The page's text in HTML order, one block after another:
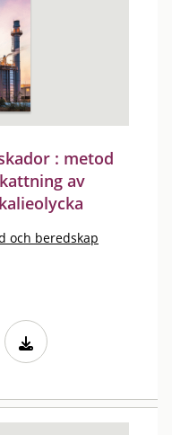
: metod
av
och beredskap